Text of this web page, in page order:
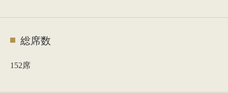
総席数
152席